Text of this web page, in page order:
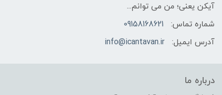
آیکن یعنی؛ من می توانم...
شماره تماس:
09158168621
آدرس ایمیل:
info@icantavan.ir
درباره ما